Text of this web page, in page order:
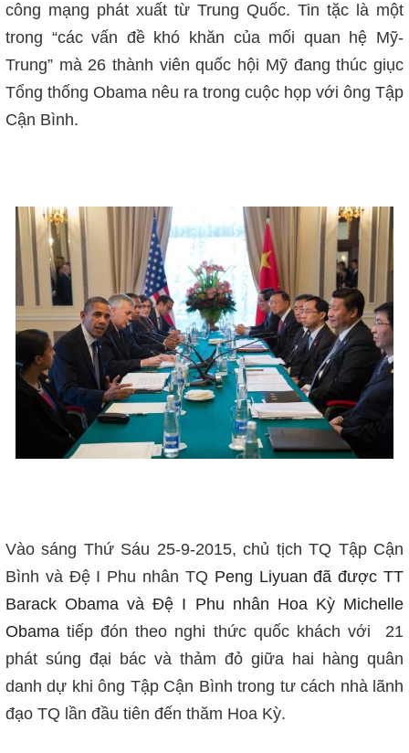
công mạng phát xuất từ Trung Quốc. Tin tặc là một
trong “các vấn đề khó khăn của mối quan hệ Mỹ-
Trung” mà 26 thành viên quốc hội Mỹ đang thúc giục
Tổng thống Obama nêu ra trong cuộc họp với ông Tập
Cận Bình.
Vào sáng Thứ Sáu 25-9-2015, chủ tịch TQ Tập Cận
Bình và Đệ I Phu nhân TQ Peng Liyuan đã được TT
Barack Obama và Đệ I Phu nhân Hoa Kỳ Michelle
Obamatiếp đón theo nghi thức quốc khách với 21
phát súng đại bác và thảm đỏ giữa hai hàng quân
danh dự khi ông Tập Cận Bình trong tư cách nhà lãnh
đạo TQ lần đầu tiên đến thăm Hoa Kỳ.